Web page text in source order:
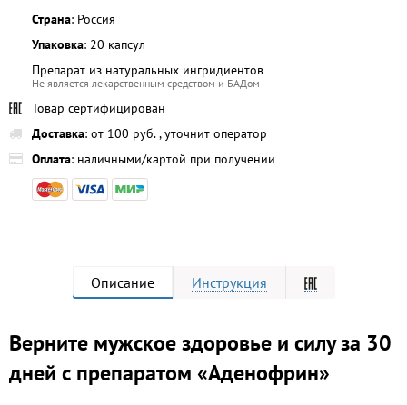
Страна: Россия
Упаковка: 20 капсул
Препарат из натуральных ингридиентов
Не является лекарственным средством и БАДом
Товар сертифицирован
Доставка: от 100 руб. , уточнит оператор
Оплата: наличными/картой при получении
Описание Инструкция
Верните мужское здоровье и силу за 30
дней с препаратом «Аденофрин»